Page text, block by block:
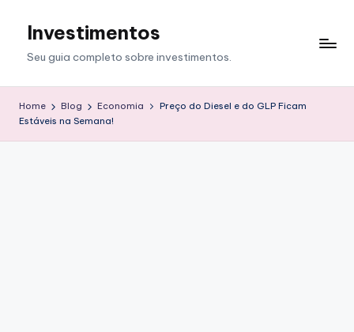
Investimentos
Seu guia completo sobre investimentos.
Home Blog Economia
Preço do Diesel e do GLP Ficam
Estáveis na Semana!